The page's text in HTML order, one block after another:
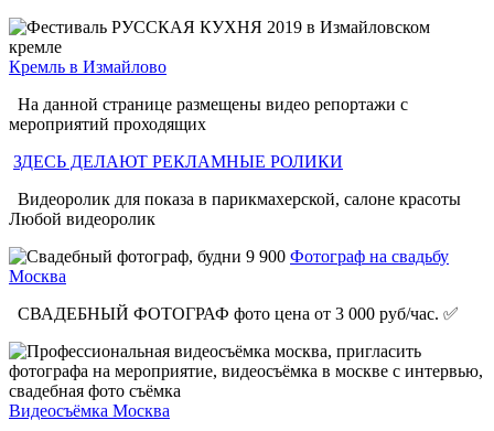
Кремль в Измайлово
На данной странице размещены видео репортажи с
мероприятий проходящих
ЗДЕСЬ ДЕЛАЮТ РЕКЛАМНЫЕ РОЛИКИ
Видеоролик для показа в парикмахерской, салоне красоты
Любой видеоролик
Фотограф на свадьбу
Москва
СВАДЕБНЫЙ ФОТОГРАФ фото цена от 3 000 руб/час. ✅
Видеосъёмка Москва